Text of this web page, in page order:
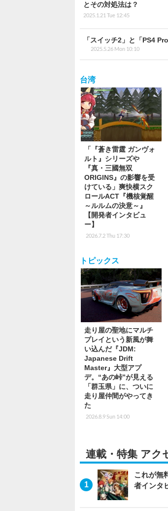
とその対処法は？
2025.1.21 Tue 12:45
「スイッチ2」と「PS4
2025.5.26 Mon 10:10
台湾
「『蒼き雷霆 ガンヴォ
ルト』シリーズや
『真・三國無双
ORIGINS』の影響を受
けている」爽快横スク
ロールACT『機核覚醒
～ルルムの決意～』
【開発者インタビュ
ー】
2026.7.2 Thu 17:30
トピックス
走り屋の聖地にマルチ
プレイという新風が舞
い込んだ『JDM:
Japanese Drift
Master』大型アプ
デ。“あの峠”が見える
「群玉県」に、ついに
走り屋仲間がやってき
た
2026.8.9 Sun 14:00
連載・特集 アク
これが無
者インタ